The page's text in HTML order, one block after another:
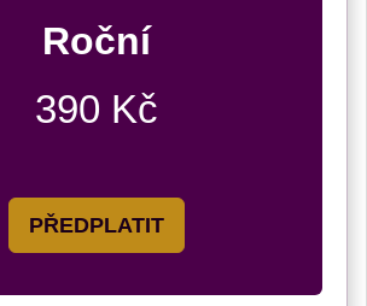
Roční
390 Kč
PŘEDPLATIT